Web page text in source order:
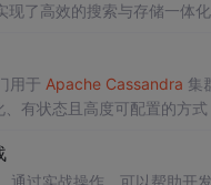
了高效的搜索与存储一体化解决方案。 ## 一、
用于 Apache Cassandra 集
状态且高度可配置的方式，
通过实战操作，可以帮助开